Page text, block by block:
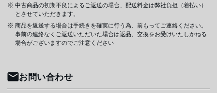
中古商品の初期不良によるご返送の場合、配送料金は弊社負担（着払い）
とさせていただきます。
商品を返送する場合は手続きを確実に行う為、前もってご連絡ください。
事前の連絡なくご返送いただいた場合は返品、交換をお受けいたしかねる
場合がございますのでご注意ください
お問い合わせ